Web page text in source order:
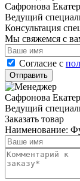
Сафронова
Ведущий
Консультация
Мы свяжемся с
Cогласие с
Отправить
Сафронова
Ведущий
Заказать товар
Наименование: